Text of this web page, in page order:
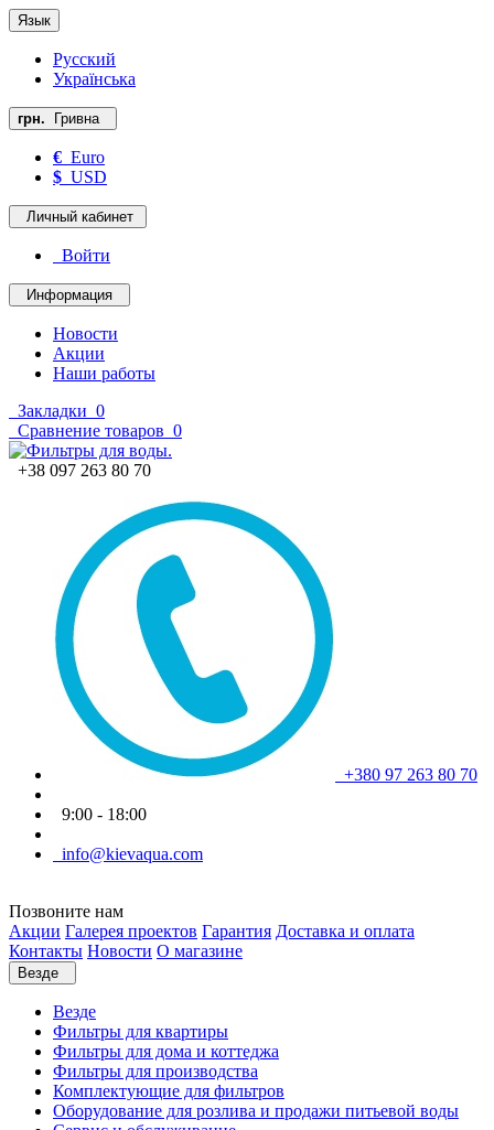
Язык
Русский
Українська
грн. Гривна
€ Euro
$ USD
Личный кабинет
Войти
Информация
Новости
Акции
Наши работы
Закладки 0
Сравнение товаров 0
+38 097 263 80 70
+380 97 263 80 70
9:00 - 18:00
info@kievaqua.com
Позвоните нам
Акции Галерея проектов Гарантия Доставка и оплата
Контакты Новости О магазине
Везде
Везде
Фильтры для квартиры
Фильтры для дома и коттеджа
Фильтры для производства
Комплектующие для фильтров
Оборудование для розлива и продажи питьевой воды